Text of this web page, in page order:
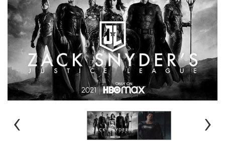
‹ ›